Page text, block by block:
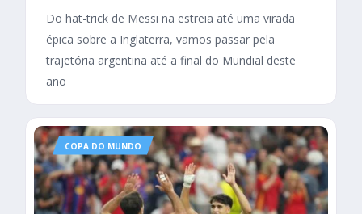
Do hat-trick de Messi na estreia até uma virada
épica sobre a Inglaterra, vamos passar pela
trajetória argentina até a final do Mundial deste
ano
COPA DO MUNDO